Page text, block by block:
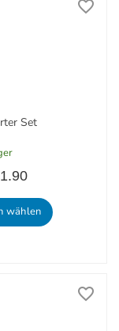
Set
wählen